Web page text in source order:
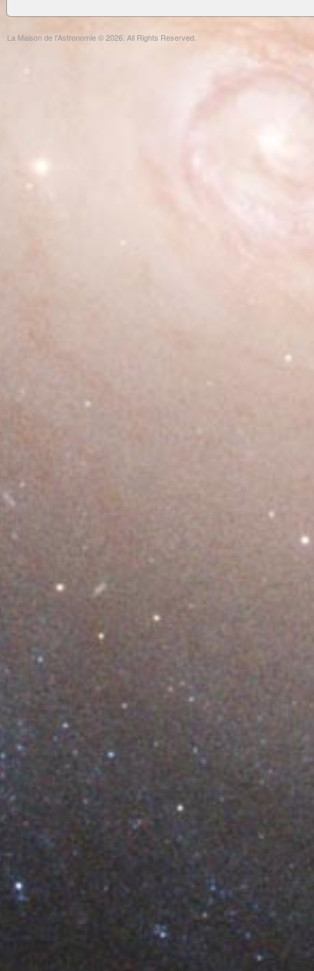
La Maison de l'Astronomie © 2026. All Rights Reserved.